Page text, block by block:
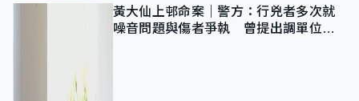
黃大仙上邨命案｜警方：行兇者多次就
噪音問題與傷者爭執 曾提出調單位已